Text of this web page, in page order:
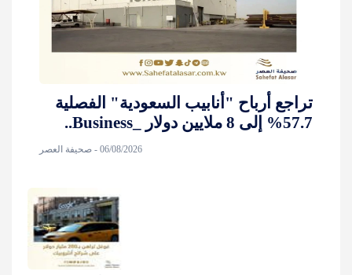
تراجع أرباح "أنابيب السعودية" الفصلية
57.7% إلى 8 ملايين دولار _Business..
06/08/2026 - صحيفة العصر